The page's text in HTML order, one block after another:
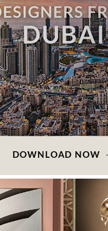
DOWNLOAD NOW